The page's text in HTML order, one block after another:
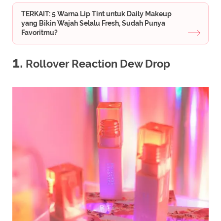
TERKAIT: 5 Warna Lip Tint untuk Daily Makeup
yang Bikin Wajah Selalu Fresh, Sudah Punya
Favoritmu?
1. Rollover Reaction Dew Drop